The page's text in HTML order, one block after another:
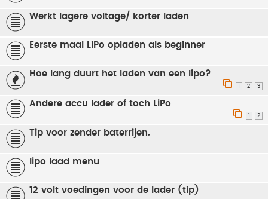
Werkt lagere voltage/ korter laden
Eerste maal LiPo opladen als beginner
Hoe lang duurt het laden van een lipo?
1 2 3
Andere accu lader of toch LiPo
2
Tip voor zender baterrijen.
lipo laad menu
12 volt voedingen voor de lader (tip)